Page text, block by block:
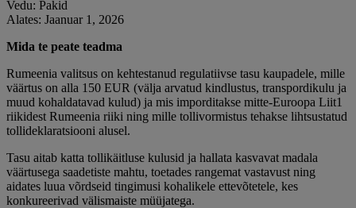
Vedu: Pakid
Alates: Jaanuar 1, 2026
Mida te peate teadma
Rumeenia valitsus on kehtestanud regulatiivse tasu kaupadele, mille
väärtus on alla 150 EUR (välja arvatud kindlustus, transpordikulu ja
muud kohaldatavad kulud) ja mis imporditakse mitte-Euroopa Liit1
riikidest Rumeenia riiki ning mille tollivormistus tehakse lihtsustatud
tollideklaratsiooni alusel.
Tasu aitab katta tollikäitluse kulusid ja hallata kasvavat madala
väärtusega saadetiste mahtu, toetades rangemat vastavust ning
aidates luua võrdseid tingimusi kohalikele ettevõtetele, kes
konkureerivad välismaiste müüjatega.